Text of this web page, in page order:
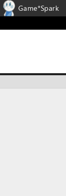
Game*Spark